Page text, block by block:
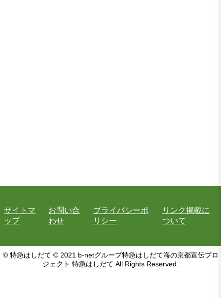
サイトマ
ップ
お問い合
わせ
プライバシーポ
リシー
リンク掲載に
ついて
© 特急はしだて © 2021 b-netグループ特急はしだて海の京都宣伝プロ
ジェクト 特急はしだて All Rights Reserved.